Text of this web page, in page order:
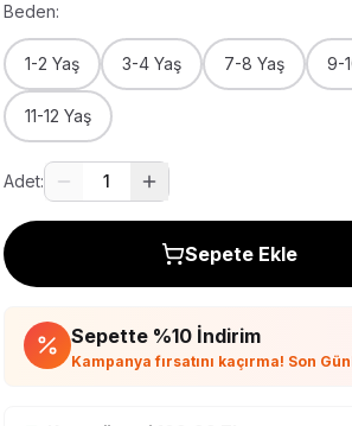
Beden:
1-2 Yaş 3-4 Yaş 7-8 Yaş 9-
11-12 Yaş
Adet: 1
Sepete Ekle
Sepette %10 İndirim
Kampanya fırsatını kaçırma! Son